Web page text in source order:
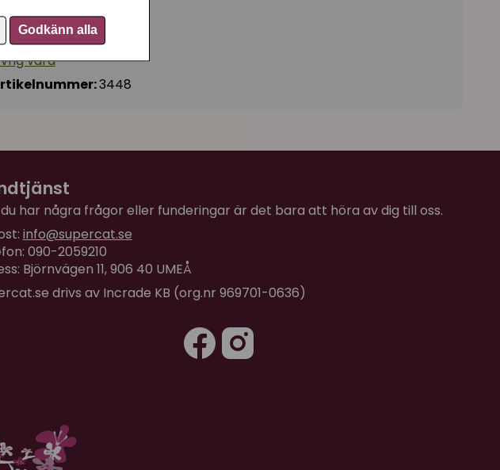
Godkänn alla
vård
3448
har några frågor eller funderingar är det bara att höra av dig till oss.
info@supercat.se
090-2059210
Björnvägen 11, 906 40 UMEÅ
drivs av Incrade KB (org.nr 969701-0636)